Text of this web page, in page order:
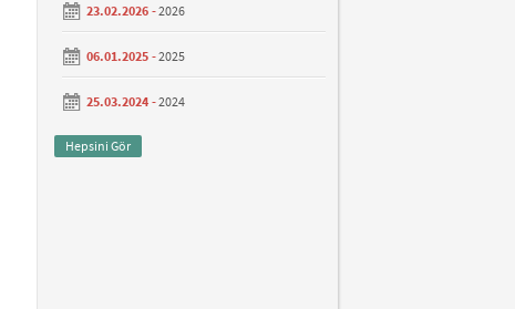
23.02.2026 -2026
06.01.2025 -2025
25.03.2024 -2024
Hepsini Gör